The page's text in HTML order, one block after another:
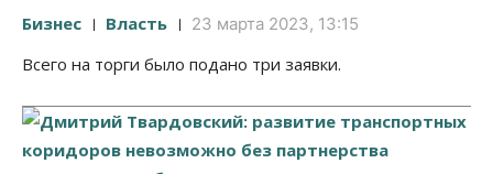
Бизнес Власть 23 марта 2023, 13:15
Всего на торги было подано три заявки.